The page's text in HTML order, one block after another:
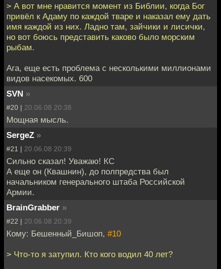
> А вот мне нравится момент из Библии, когда Бог
привёл к Адаму по каждой тваре и наказал ему дать
имя каждой из них. Ладно там, зайчики и лисички,
но вот боюсь представить каково было морским
рыбам.
Ага, еще есть проблема с несколькими миллионами
видов насекомых. 600
SVN »
#20 | 20.06.08 20:38
Мощная мысль.
SergeZ »
#21 | 20.06.08 20:39
Сильно сказал! Уважаю! КС
А еще он (Квашнин), до полпредства был
начальником генерального штаба Российской
Армии.
BrainGrabber »
#22 | 20.06.08 20:39
Кому: Бешенный_Бишоп, #10
> Что-то я затупил. Кто кого водил 40 лет?